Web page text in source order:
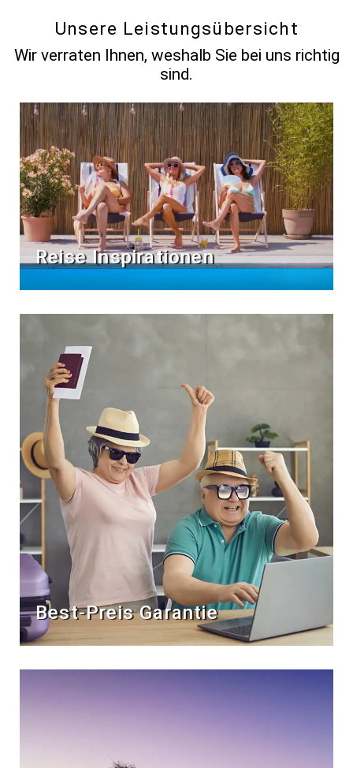
Unsere Leistungsübersicht
Wir verraten Ihnen, weshalb Sie bei uns richtig
sind.
Reise Inspirationen
Best-Preis Garantie